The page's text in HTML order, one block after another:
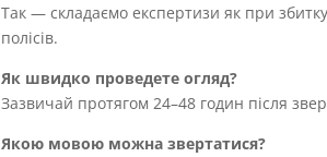
Так — складаємо експертизи як при
полісів.
Як швидко проведете огляд?
Зазвичай протягом 24–48 годин після
Якою мовою можна звертатися?